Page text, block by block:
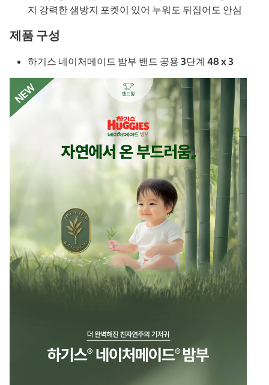
지 강력한 샘방지 포켓이 있어 누워도 뒤집어도 안심
제품 구성
하기스 네이처메이드 밤부 밴드 공용 3단계 48 x 3